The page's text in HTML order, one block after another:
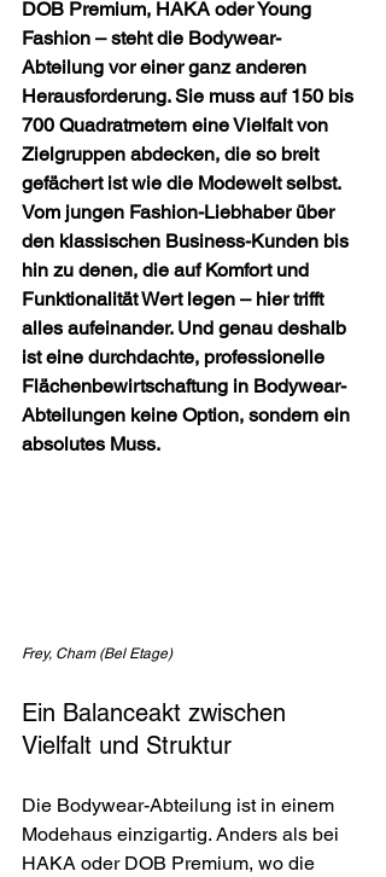
DOB Premium, HAKA oder Young
Fashion – steht die Bodywear-
Abteilung vor einer ganz anderen
Herausforderung. Sie muss auf 150 bis
700 Quadratmetern eine Vielfalt von
Zielgruppen abdecken, die so breit
gefächert ist wie die Modewelt selbst.
Vom jungen Fashion-Liebhaber über
den klassischen Business-Kunden bis
hin zu denen, die auf Komfort und
Funktionalität Wert legen – hier trifft
alles aufeinander. Und genau deshalb
ist eine durchdachte, professionelle
Flächenbewirtschaftung in Bodywear-
Abteilungen keine Option, sondern ein
absolutes Muss.
Frey, Cham (Bel Etage)
Ein Balanceakt zwischen
Vielfalt und Struktur
Die Bodywear-Abteilung ist in einem
Modehaus einzigartig. Anders als bei
HAKA oder DOB Premium, wo die